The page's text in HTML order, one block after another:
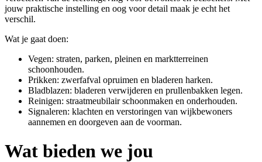
jouw praktische instelling en oog voor detail maak je echt het
verschil.
Wat je gaat doen:
Vegen: straten, parken, pleinen en marktterreinen
schoonhouden.
Prikken: zwerfafval opruimen en bladeren harken.
Bladblazen: bladeren verwijderen en prullenbakken legen.
Reinigen: straatmeubilair schoonmaken en onderhouden.
Signaleren: klachten en verstoringen van wijkbewoners
aannemen en doorgeven aan de voorman.
Wat bieden we jou